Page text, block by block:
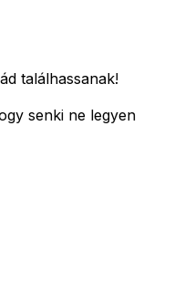
találhassanak!
senki ne legyen